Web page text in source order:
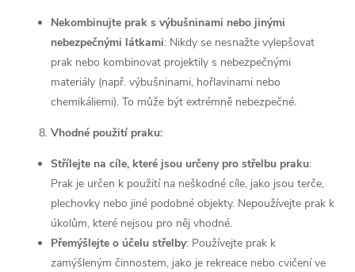
Nekombinujte prak s výbušninami nebo jinými
nebezpečnými látkami: Nikdy se nesnažte vylepšovat
prak nebo kombinovat projektily s nebezpečnými
materiály (např. výbušninami, hořlavinami nebo
chemikáliemi). To může být extrémně nebezpečné.
Vhodné použití praku:
Střílejte na cíle, které jsou určeny pro střelbu praku:
Prak je určen k použití na neškodné cíle, jako jsou terče,
plechovky nebo jiné podobné objekty. Nepoužívejte prak k
úkolům, které nejsou pro něj vhodné.
Přemýšlejte o účelu střelby: Používejte prak k
zamýšleným činnostem, jako je rekreace nebo cvičení ve